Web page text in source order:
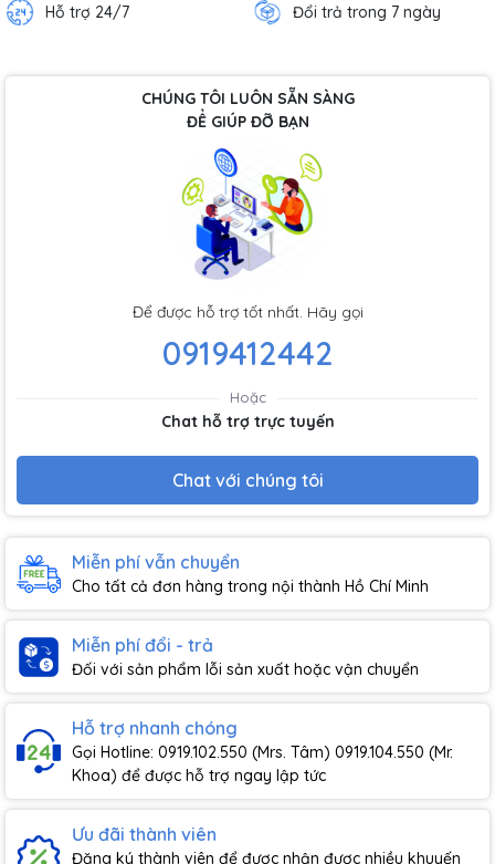
Hỗ trợ 24/7
Đổi trả trong 7 ngày
CHÚNG TÔI LUÔN SẴN SÀNG
ĐỂ GIÚP ĐỠ BẠN
Để được hỗ trợ tốt nhất. Hãy gọi
0919412442
Hoặc
Chat hỗ trợ trực tuyến
Chat với chúng tôi
Miễn phí vẫn chuyển
Cho tất cả đơn hàng trong nội thành Hồ Chí Minh
Miễn phí đổi - trả
Đối với sản phẩm lỗi sản xuất hoặc vận chuyển
Hỗ trợ nhanh chóng
Gọi Hotline: 0919.102.550 (Mrs. Tâm) 0919.104.550 (Mr.
Khoa) để được hỗ trợ ngay lập tức
Ưu đãi thành viên
Đăng ký thành viên để được nhận được nhiều khuyến